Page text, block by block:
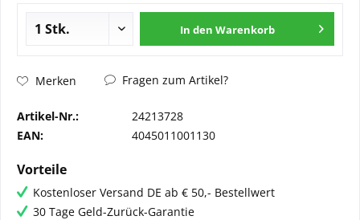
In den Warenkorb
Merken Fragen zum Artikel?
Artikel-Nr.:
24213728
EAN:
4045011001130
Vorteile
Kostenloser Versand DE ab € 50,- Bestellwert
30 Tage Geld-Zurück-Garantie